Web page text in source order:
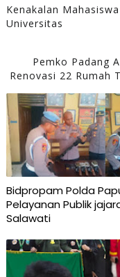
Kenakalan
Universitas
Pemko Padang
Renovasi 22 Rumah
Bidpropam Polda
Pelayanan Publik
Salawati